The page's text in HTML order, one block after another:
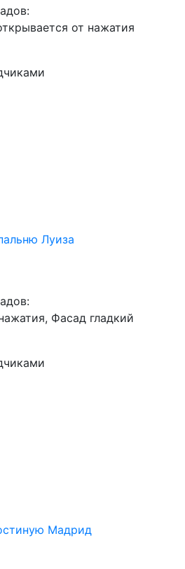
от нажатия
Луиза
Фасад гладкий
Мадрид